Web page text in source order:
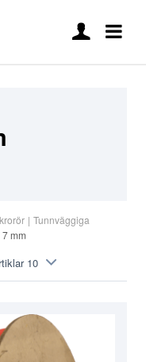
| Tunnväggiga
mm
10